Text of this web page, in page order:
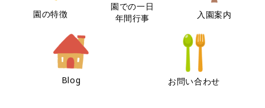
園の特徴
園での一日
年間行事
入園案内
Blog お問い合わせ